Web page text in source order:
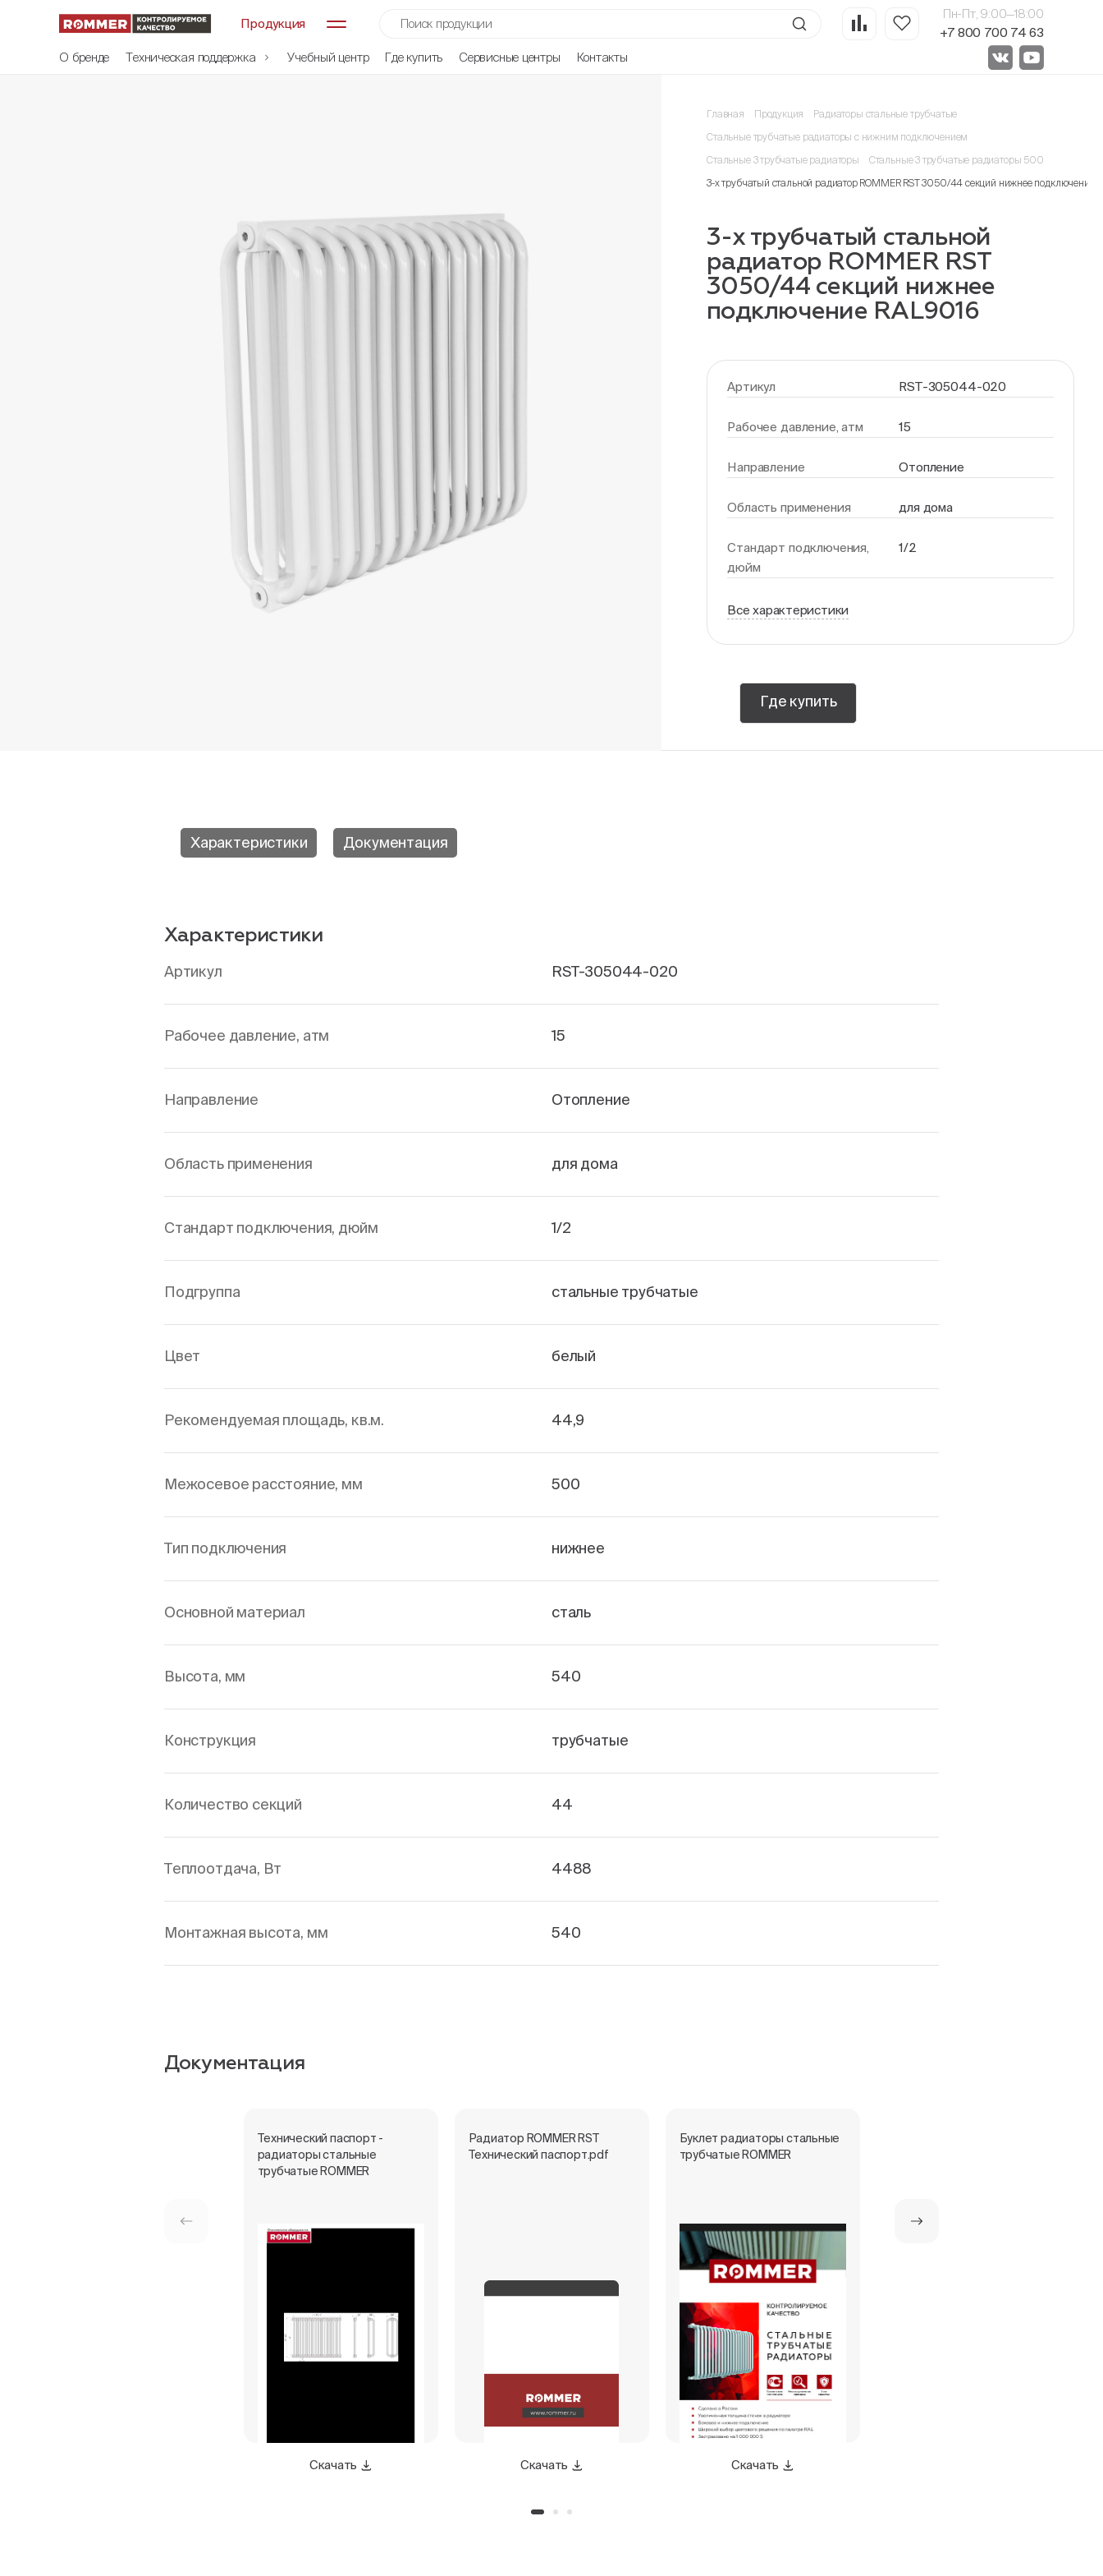
Продукция
Пн-Пт, 9:00—18:00
+7 800 700 74 63
О бренде
Техническая поддержка Учебный центр Где купить Сервисные центры Контакты
Главная Продукция Радиаторы стальные трубчатые
Стальные трубчатые радиаторы с нижним подключением
Стальные 3 трубчатые радиаторы Стальные 3 трубчатые радиаторы 500
3-х трубчатый стальной радиатор ROMMER RST 3050/44 секций нижнее подключение
3-х трубчатый стальной
радиатор ROMMER RST
3050/44 секций нижнее
подключение RAL9016
Артикул RST-305044-020
Рабочее давление, атм 15
Направление Отопление
Область применения для дома
Стандарт подключения,
дюйм
1/2
Все характеристики
Где купить
Характеристики Документация
Характеристики
Артикул RST-305044-020
Рабочее давление, атм 15
Направление Отопление
Область применения для дома
Стандарт подключения, дюйм 1/2
Подгруппа стальные трубчатые
Цвет белый
Рекомендуемая площадь, кв.м. 44,9
Межосевое расстояние, мм 500
Тип подключения нижнее
Основной материал сталь
Высота, мм 540
Конструкция трубчатые
Количество секций 44
Теплоотдача, Вт 4488
Монтажная высота, мм 540
Документация
Технический паспорт -
радиаторы стальные
трубчатые ROMMER
Скачать
Радиатор ROMMER RST
Технический паспорт.pdf
Скачать
Буклет радиаторы стальные
трубчатые ROMMER
Скачать